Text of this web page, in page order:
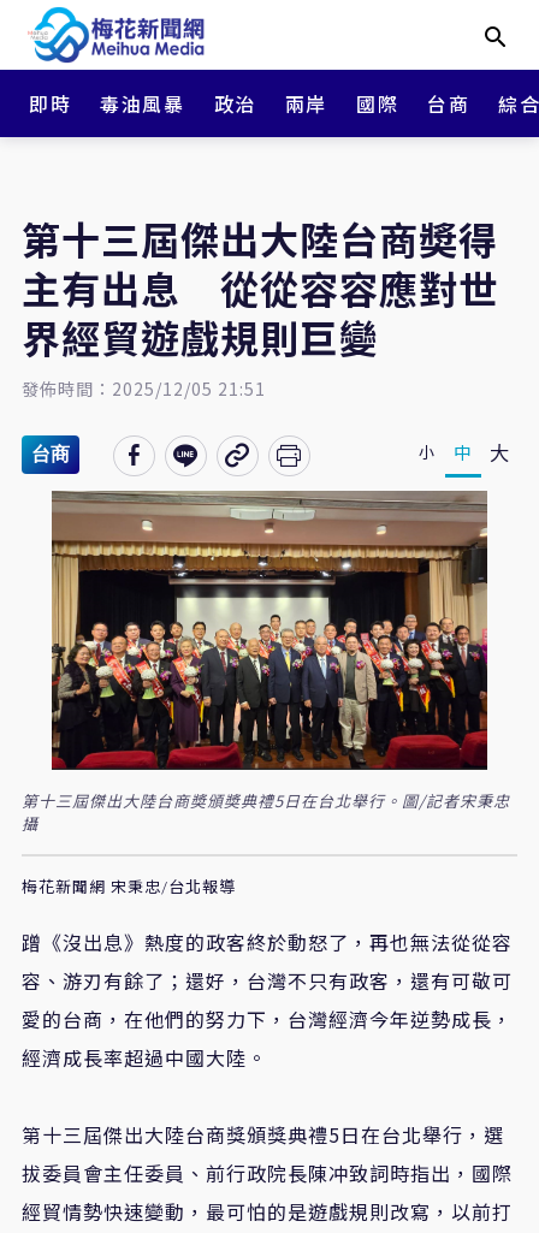
即時 毒油風暴 政治 兩岸 國際 台商 綜
第十三屆傑出大陸台商奬得
主有出息 從從容容應對世
界經貿遊戲規則巨變
發佈時間：2025/12/05 21:51
台商 小 中 大
第十三屆傑出大陸台商奬頒奬典禮5日在台北舉行。圖/記者宋秉忠
攝
梅花新聞網 宋秉忠/台北報導
蹭《沒出息》熱度的政客終於動怒了，再也無法從從容
容、游刃有餘了；還好，台灣不只有政客，還有可敬可
愛的台商，在他們的努力下，台灣經濟今年逆勢成長，
經濟成長率超過中國大陸。
第十三屆傑出大陸台商獎頒獎典禮5日在台北舉行，選
拔委員會主任委員、前行政院長陳冲致詞時指出，國際
經貿情勢快速變動，最可怕的是遊戲規則改寫，以前打